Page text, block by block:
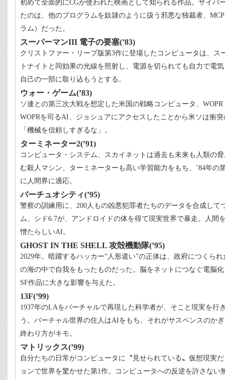
初めて全面的にCGが使われた映画として知られる作品。サイバ
たのは、他のプログラムを奴隷のように扱う邪悪な独裁者、
ラム）だった。
スーパーマンIII 電子の要塞(’83)
クリストファー・リーブ版第3作に登場したコンピュータは、ス
トナイトと同効果の光線を照射し、電源を切られても自力で電
自己の一部に取り込もうとする。
ウォー・ゲーム(’83)
ソ連との第三次大戦を想定した米国の戦略コンピュータ、
WOPRを司るAI、ジョシュアにアクセスしたことから米ソは衝
「機械を信頼しすぎるな」。
ターミネーター2(’91)
コンピュータ・システム、スカイネットは過去も未来も人類の
む殺人マシン、ターミネーターも高い学習能力をもち、’84年の
に人間界に適応。
バーチュオシティ(’95)
警察の訓練用に、200人もの凶悪犯罪者たちのデータを合成して
ム、シド6.7が、アンドロイドの体を得て現実世界で暴走。人間
憎たらしいAI。
GHOST IN THE SHELL 攻殻機動隊(’95)
2029年。暗躍するハッカー“人形遣い”の正体は、政府につくら
の海の中で自我をもったものだった。脳をネットにつなぐ電脳
SF作品に大きな影響を与えた。
13F(’99)
1937年のLAをバーチャルで再現した科学者が、そこと現実を行
う。バーチャル世界の住人はAIをもち、それがサスペンスのか
終わり方がキモ。
マトリックス(’99)
自分たちの日常がコンピュータに〝見せられている〟仮想現実
ョンで世界を驚かせた第1作。コンピュータへの反逆を許さな